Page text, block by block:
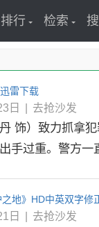
排行 检索
雷下载
日 去抢沙发
饰）致力抓拿
手过重。警方一
地》HD中英双字修
日 去抢沙发